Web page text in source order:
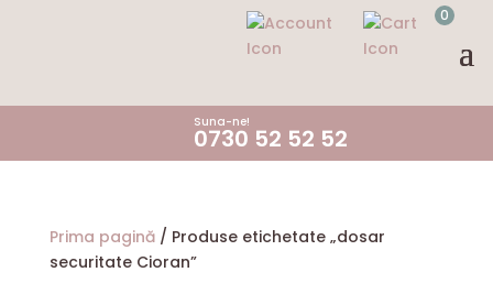
0
Suna-ne!
0730 52 52 52
Prima pagină/ Produse etichetate „dosar
securitate Cioran”